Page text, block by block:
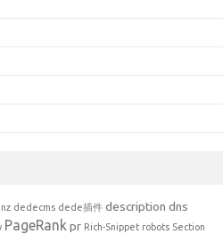
dedecms dede插件 description dns
PageRank pr Rich-Snippet robots Section